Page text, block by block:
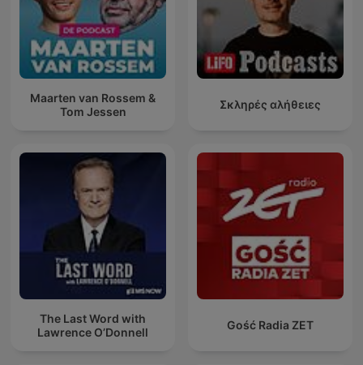
Maarten van Rossem &
Tom Jessen
Σκληρές αλήθειες
The Last Word with
Lawrence O’Donnell
Gość Radia ZET